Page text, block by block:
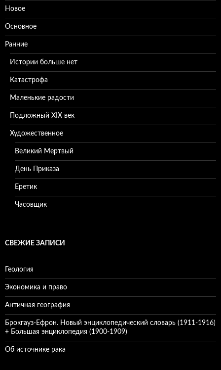
Новое
Основное
Ранние
Истории больше нет
Катастрофа
Маленькие радости
Подложный XIX век
Художественное
Великий Мертвый
День Приказа
Еретик
Часовщик
СВЕЖИЕ ЗАПИСИ
Геология
Экономика и право
Античная география
Брокгауз-Ефрон. Новый энциклопедический словарь (1911-1916)
+ Большая энциклопедия (1900-1909)
Об источнике рака